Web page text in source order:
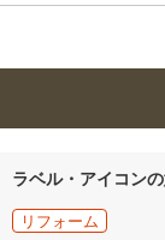
ラベル・アイコン
リフォーム